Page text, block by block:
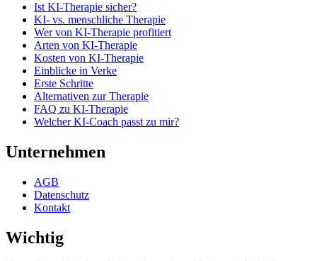
Ist KI-Therapie sicher?
KI- vs. menschliche Therapie
Wer von KI-Therapie profitiert
Arten von KI-Therapie
Kosten von KI-Therapie
Einblicke in Verke
Erste Schritte
Alternativen zur Therapie
FAQ zu KI-Therapie
Welcher KI-Coach passt zu mir?
Unternehmen
AGB
Datenschutz
Kontakt
Wichtig